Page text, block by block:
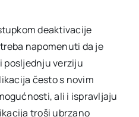
deaktivacije
napomenuti da je
posljednju verziju
često s novim
ali i ispravljaju
troši ubrzano